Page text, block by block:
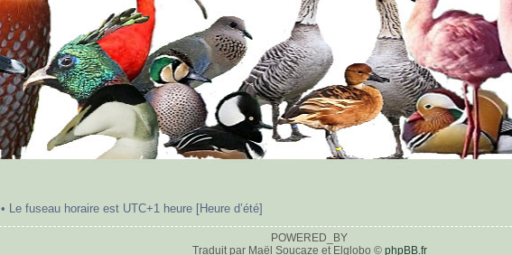
• Le fuseau horaire est UTC+1 heure [Heure d’été]
POWERED_BY
Traduit par Maël Soucaze et Elglobo © phpBB.fr